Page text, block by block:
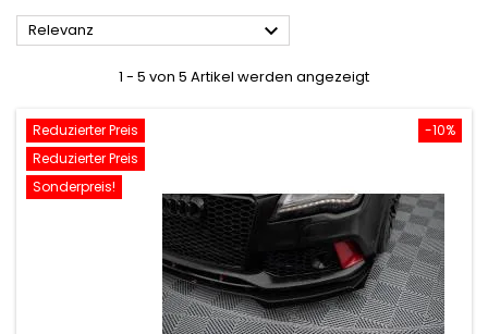
Relevanz 
1 - 5 von 5 Artikel werden angezeigt
-10%
Reduzierter Preis
Reduzierter Preis
Sonderpreis!